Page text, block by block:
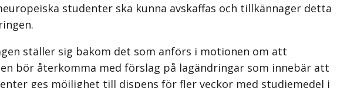
studenter ska kunna avskaffas och tillkännager detta
ställer sig bakom det som anförs i motionen om att
bör återkomma med förslag på lagändringar som innebär att
ges möjlighet till dispens för fler veckor med studiemedel i